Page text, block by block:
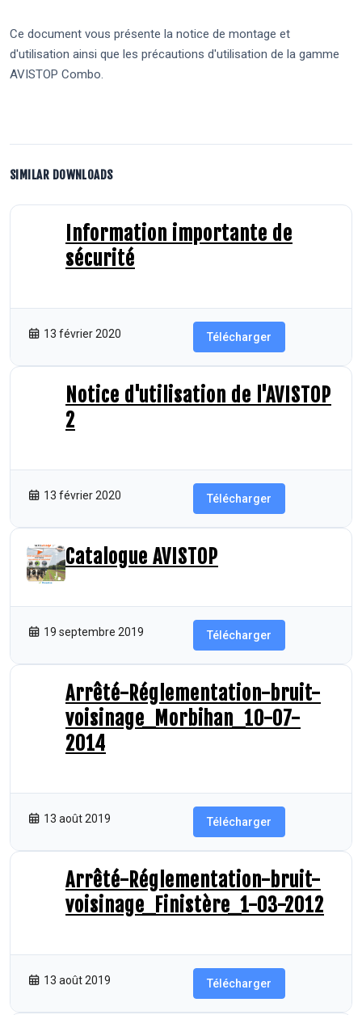
Ce document vous présente la notice de montage et
d'utilisation ainsi que les précautions d'utilisation de la gamme
AVISTOP Combo.
SIMILAR DOWNLOADS
Information importante de
sécurité
13 février 2020 Télécharger
Notice d'utilisation de l'AVISTOP
2
13 février 2020 Télécharger
Catalogue AVISTOP
19 septembre 2019 Télécharger
Arrêté-Réglementation-bruit-
voisinage_Morbihan_10-07-
2014
13 août 2019 Télécharger
Arrêté-Réglementation-bruit-
voisinage_Finistère_1-03-2012
13 août 2019 Télécharger